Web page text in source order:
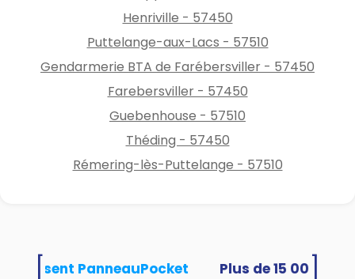
Henriville - 57450
Puttelange-aux-Lacs - 57510
Gendarmerie BTA de Farébersviller - 57450
Farebersviller - 57450
Guebenhouse - 57510
Théding - 57450
Rémering-lès-Puttelange - 57510
utilisent PanneauPocket